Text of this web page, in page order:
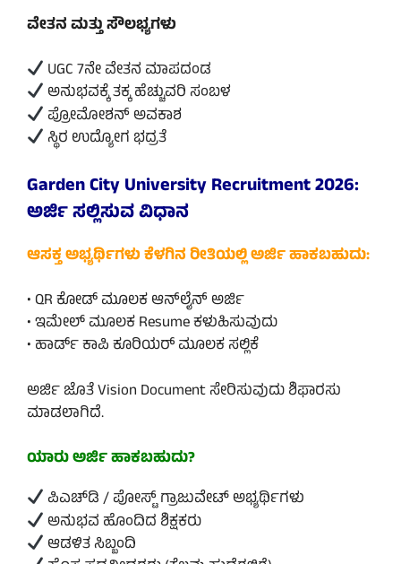
ವೇತನ ಮತ್ತು ಸೌಲಭ್ಯಗಳು
UGC 7ನೇ ವೇತನ ಮಾಪದಂಡ
ಅನುಭವಕ್ಕೆ ತಕ್ಕ ಹೆಚ್ಚುವರಿ ಸಂಬಳ
ಪ್ರೋಮೋಶನ್ ಅವಕಾಶ
ಸ್ಥಿರ ಉದ್ಯೋಗ ಭದ್ರತೆ
Garden City University Recruitment 2026:
ಅರ್ಜಿ ಸಲ್ಲಿಸುವ ವಿಧಾನ
ಆಸಕ್ತ ಅಭ್ಯರ್ಥಿಗಳು ಕೆಳಗಿನ ರೀತಿಯಲ್ಲಿ ಅರ್ಜಿ ಹಾಕಬಹುದು:
• QR ಕೋಡ್ ಮೂಲಕ ಆನ್‌ಲೈನ್ ಅರ್ಜಿ
• ಇಮೇಲ್ ಮೂಲಕ Resume ಕಳುಹಿಸುವುದು
• ಹಾರ್ಡ್ ಕಾಪಿ ಕೂರಿಯರ್ ಮೂಲಕ ಸಲ್ಲಿಕೆ
ಅರ್ಜಿ ಜೊತೆ Vision Document ಸೇರಿಸುವುದು ಶಿಫಾರಸು
ಮಾಡಲಾಗಿದೆ.
ಯಾರು ಅರ್ಜಿ ಹಾಕಬಹುದು?
ಪಿಎಚ್‌ಡಿ / ಪೋಸ್ಟ್ ಗ್ರಾಜುವೇಟ್ ಅಭ್ಯರ್ಥಿಗಳು
ಅನುಭವ ಹೊಂದಿದ ಶಿಕ್ಷಕರು
ಆಡಳಿತ ಸಿಬ್ಬಂದಿ